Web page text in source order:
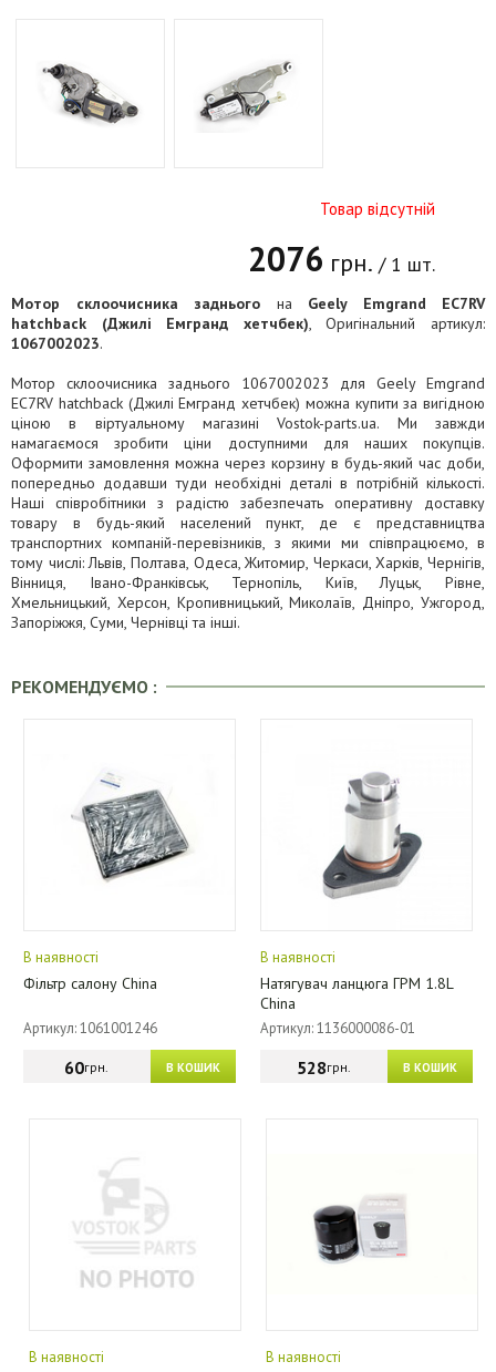
Товар відсутній
2076 грн. / 1 шт.
Мотор склоочисника заднього на Geely Emgrand EC7RV
hatchback (Джилі Емгранд хетчбек), Оригінальний артикул:
1067002023.
Мотор склоочисника заднього 1067002023 для Geely Emgrand
EC7RV hatchback (Джилі Емгранд хетчбек) можна купити за вигідною
ціною в віртуальному магазині Vostok-parts.ua. Ми завжди
намагаємося зробити ціни доступними для наших покупців.
Оформити замовлення можна через корзину в будь-який час доби,
попередньо додавши туди необхідні деталі в потрібній кількості.
Наші співробітники з радістю забезпечать оперативну доставку
товару в будь-який населений пункт, де є представництва
транспортних компаній-перевізників, з якими ми співпрацюємо, в
тому числі: Львів, Полтава, Одеса, Житомир, Черкаси, Харків, Чернігів,
Вінниця, Івано-Франківськ, Тернопіль, Київ, Луцьк, Рівне,
Хмельницький, Херсон, Кропивницький, Миколаїв, Дніпро, Ужгород,
Запоріжжя, Суми, Чернівці та інші.
РЕКОМЕНДУЄМО :
В наявності
Фільтр салону China
Артикул: 1061001246
В КОШИК
60грн.
В наявності
Натягувач ланцюга ГРМ 1.8L
China
Артикул: 1136000086-01
В КОШИК
528грн.
В наявності В наявності